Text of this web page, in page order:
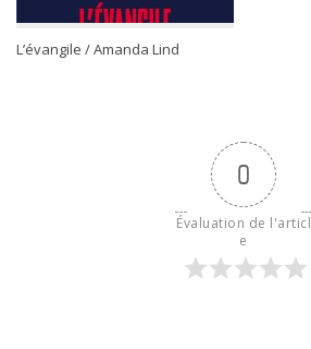
L’évangile / Amanda Lind
0
Évaluation de l'articl
e